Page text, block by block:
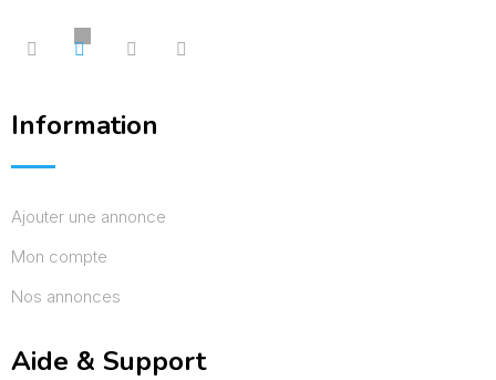
Information
Ajouter une annonce
Mon compte
Nos annonces
Aide & Support